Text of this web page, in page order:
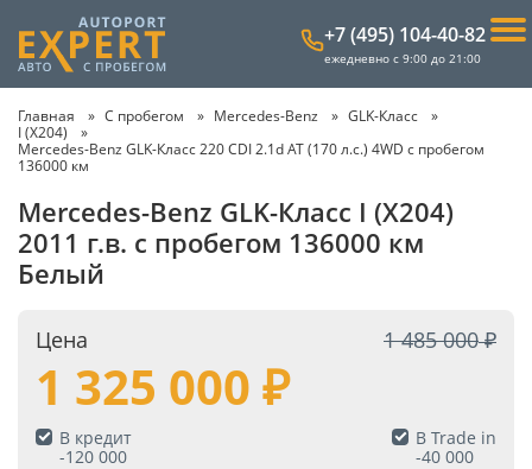
+7 (495) 104-40-82
ежедневно с 9:00 до 21:00
Главная С пробегом Mercedes-Benz
GLK-Класс
I (X204)
Mercedes-Benz GLK-Класс 220 CDI 2.1d AT (170 л.с.) 4WD с пробегом
136000 км
Mercedes-Benz GLK-Класс I (X204)
2011 г.в. с пробегом 136000 км
Белый
Цена 1 485 000
1 325 000
В кредит
-120 000
В Trade in
-40 000